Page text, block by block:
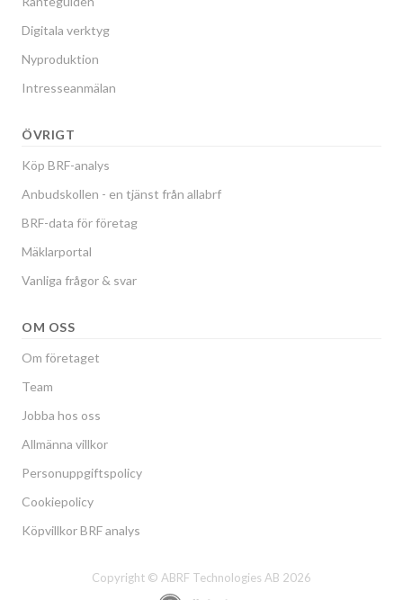
Digitala verktyg
Nyproduktion
Intresseanmälan
ÖVRIGT
Köp BRF-analys
Anbudskollen - en tjänst från allabrf
BRF-data för företag
Mäklarportal
Vanliga frågor & svar
OM OSS
Om företaget
Team
Jobba hos oss
Allmänna villkor
Personuppgiftspolicy
Cookiepolicy
Köpvillkor BRF analys
Copyright © ABRF Technologies AB 2026